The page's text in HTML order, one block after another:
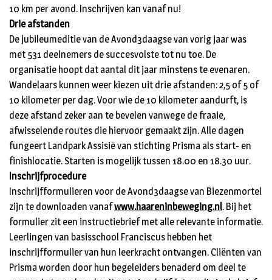
10 km per avond. Inschrijven kan vanaf nu!
Drie afstanden
De jubileumeditie van de Avond3daagse van vorig jaar was
met 531 deelnemers de succesvolste tot nu toe. De
organisatie hoopt dat aantal dit jaar minstens te evenaren.
Wandelaars kunnen weer kiezen uit drie afstanden: 2,5 of 5 of
10 kilometer per dag. Voor wie de 10 kilometer aandurft, is
deze afstand zeker aan te bevelen vanwege de fraaie,
afwisselende routes die hiervoor gemaakt zijn. Alle dagen
fungeert Landpark Assisië van stichting Prisma als start- en
finishlocatie. Starten is mogelijk tussen 18.00 en 18.30 uur.
Inschrijfprocedure
Inschrijfformulieren voor de Avond3daagse van Biezenmortel
zijn te downloaden vanafwww.haareninbeweging.nl. Bij het
formulier zit een instructiebrief met alle relevante informatie.
Leerlingen van basisschool Franciscus hebben het
inschrijfformulier van hun leerkracht ontvangen. Cliënten van
Prisma worden door hun begeleiders benaderd om deel te